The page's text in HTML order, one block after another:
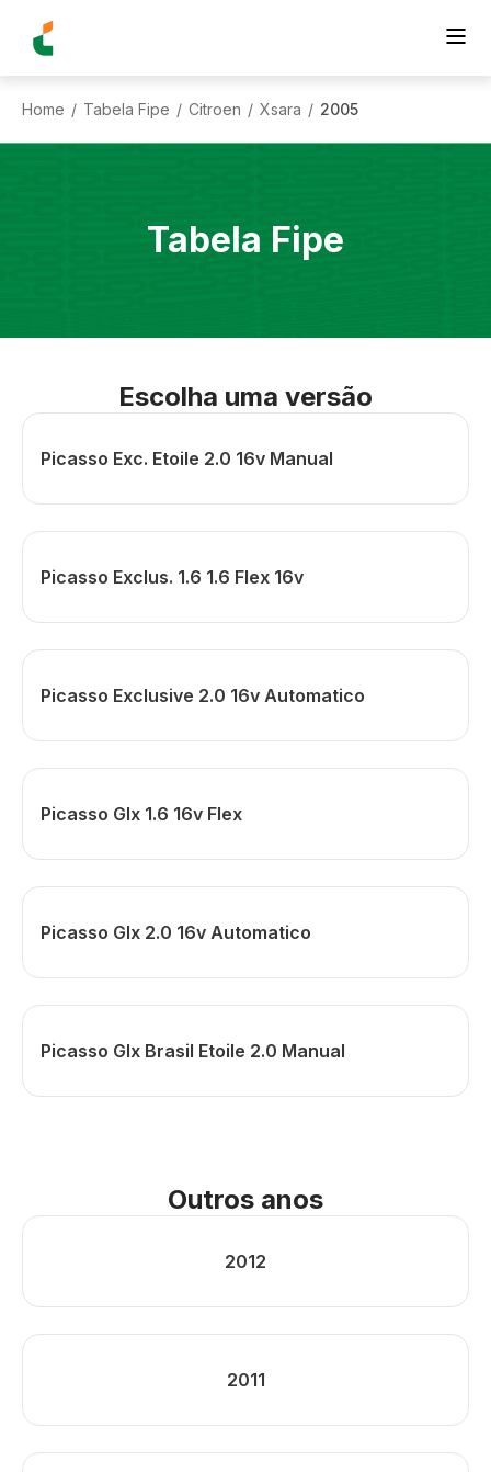
Home / Tabela Fipe / Citroen / Xsara / 2005
Tabela Fipe
Escolha uma versão
Picasso Exc. Etoile 2.0 16v Manual
Picasso Exclus. 1.6 1.6 Flex 16v
Picasso Exclusive 2.0 16v Automatico
Picasso Glx 1.6 16v Flex
Picasso Glx 2.0 16v Automatico
Picasso Glx Brasil Etoile 2.0 Manual
Outros anos
2012
2011